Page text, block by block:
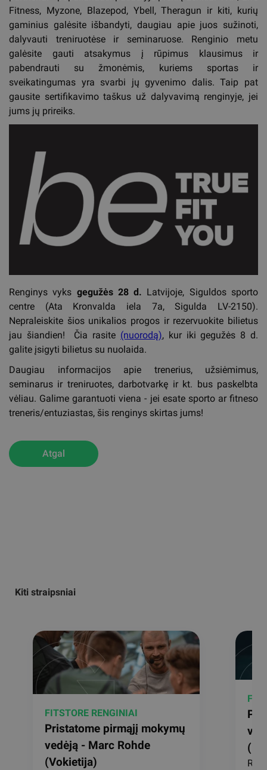
Fitness, Myzone, Blazepod, Ybell, Theragun ir kiti, kurių
gaminius galėsite išbandyti, daugiau apie juos sužinoti,
dalyvauti treniruotėse ir seminaruose. Renginio metu
galėsite gauti atsakymus į rūpimus klausimus ir
pabendrauti su žmonėmis, kuriems sportas ir
sveikatingumas yra svarbi jų gyvenimo dalis. Taip pat
gausite sertifikavimo taškus už dalyvavimą renginyje, jei
jums jų prireiks.
Renginys vyks gegužės 28 d. Latvijoje, Siguldos sporto
centre (Ata Kronvalda iela 7a, Sigulda LV-2150).
Nepraleiskite šios unikalios progos ir rezervuokite bilietus
jau šiandien! Čia rasite (nuorodą), kur iki gegužės 8 d.
galite įsigyti bilietus su nuolaida.
Daugiau informacijos apie trenerius, užsiėmimus,
seminarus ir treniruotes, darbotvarkę ir kt. bus paskelbta
vėliau. Galime garantuoti viena - jei esate sporto ar fitneso
treneris/entuziastas, šis renginys skirtas jums!
Atgal
Kiti straipsniai
FITSTORE RENGINIAI
Pristatome pirmąjį mokymų
vedėją - Marc Rohde
(Vokietija)